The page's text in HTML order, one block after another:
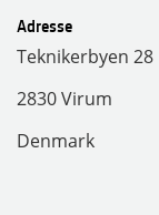
Adresse
Teknikerbyen 28
2830 Virum
Denmark